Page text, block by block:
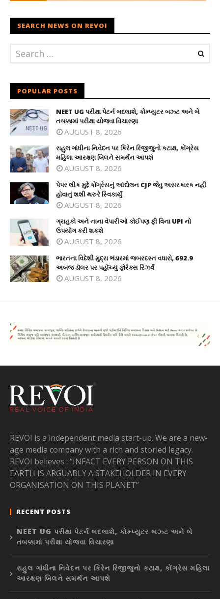
SEARCH NEWS ON REVOI
POPULAR POSTS
NEET UG પરીક્ષા પેટર્ન બદલાશે, કોમ્પ્યુટર બઝ્ટ અને બે
તબક્કામાં પરીક્ષા યોજવા વિચારણા
AUGUST 8, 2026
રાહુલ ગાંધીના નિવેદન પર કિરેન રિજીજુનો કટાક્ષ, કોંગ્રેસ
મહિલા આરક્ષણ બિલને સમર્થન આપશે
AUGUST 8, 2026
પેપર લીક મુદ્દે કોંગ્રેસનું આંદોલન CJP જેવુ અસરકારક નહીં
હોવાનું શશી થરુરે સ્વિકાર્યું
AUGUST 8, 2026
ગ્રાહકો અને નાના વેપારીઓ કોઈપણ ફી વિના UPI નો
ઉપયોગ કરી શકશે
AUGUST 8, 2026
ભારતના વિદેશી મુદ્રા ભંડારમાં જબરદસ્ત વધારો, 692.9
અબજ ડૉલર પર પહોંચ્યું ફોરેક્સ રિઝર્વ
AUGUST 8, 2026
REVOI is a independent media start-up. We are a new-
age media company with a rich and storied legacy.
REVOI believes : “INFACT EVERY PERSON ON THIS
EARTH IS ARGUABLY A STAKEHOLDER IN EVERY
ORGANISATION ON THIS PLANET”
RECENT POSTS
NEET UG પરીક્ષા પેટર્ન બદલાશે, કોમ્પ્યુટર બઝ્ટ અને બે
તબક્કામાં પરીક્ષા યોજવા વિચારણા
રાહુલ ગાંધીના નિવેદન પર કિરેન રિજીજુનો કટાક્ષ, કોંગ્રેસ મહિલા
આરક્ષણ બિલને સમર્થન આપશે